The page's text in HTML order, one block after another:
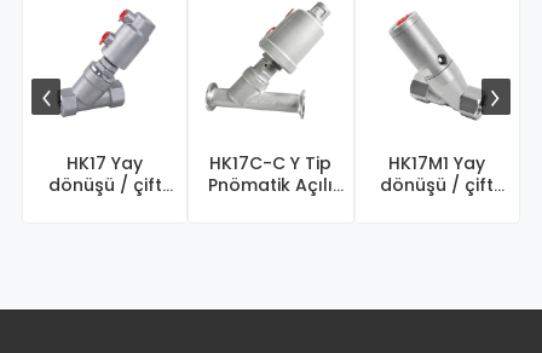
HK17 Yay
dönüşü / çift
HK17C-C Y Tip
Pnömatik Açılı
HK17M1 Yay
dönüşü / çift